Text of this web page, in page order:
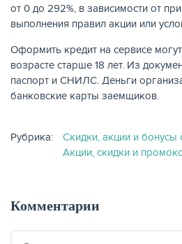
от 0 до 292%, в зависимости от
выполнения правил акции или
Оформить кредит на сервисе
возрасте старше 18 лет. Из
паспорт и СНИЛС. Деньги
банковские карты заемщиков.
Рубрика:
Скидки, акции и бонусы
Акции, скидки и
Комментарии